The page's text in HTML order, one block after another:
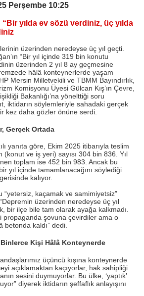
Perşembe 10:25
“Bir yılda ev sözü verdiniz, üç yılda
üzerinden neredeyse üç yıl geçti.
“Bir yıl içinde 319 bin konutu
üzerinden 2 yıl 8 ay geçmesine
hâlâ konteynerlerde yaşam
Mersin Milletvekili ve TBMM Bayındırlık,
Komisyonu Üyesi Gülcan Kış’ın Çevre,
Bakanlığı’na yönelttiği soru
iktidarın söylemleriyle sahadaki gerçek
kez daha gözler önüne serdi.
Gerçek Ortada
yanıta göre, Ekim 2025 itibarıyla teslim
(konut ve iş yeri) sayısı 304 bin 836. Yıl
toplam ise 452 bin 983. Ancak bu
yıl içinde tamamlanacağını söylediği
kalıyor.
“yetersiz, kaçamak ve samimiyetsiz”
üzerinden neredeyse üç yıl
bir ilçe bile tam olarak ayağa kalkmadı.
propaganda şovuna çevirdiler ama o
betonda kaldı” dedi.
Binlerce Kişi Hâlâ Konteynerde
üçüncü kışına konteynerde
açıklamaktan kaçıyorlar, hak sahipliği
sesini duymuyorlar. Bu ülke, ‘yaptık’
diyerek iktidarın şeffaflık anlayışını